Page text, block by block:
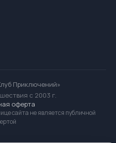
Приключений»
с 2003 г.
оферта
сайта не является публичной